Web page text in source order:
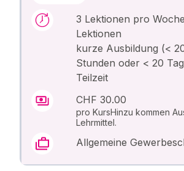
3 Lektionen pro
Lektionen
kurze Ausbildung (<
Stunden oder < 20
Teilzeit
CHF 30.00
pro KursHinzu kommen
Lehrmittel.
Allgemeine